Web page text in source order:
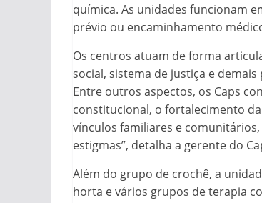
química. As unidades funcionam
prévio ou encaminhamento
Os centros atuam de forma
social, sistema de justiça e
Entre outros aspectos, os Caps
constitucional, o fortalecimento
vínculos familiares e
estigmas”, detalha a gerente do
Além do grupo de crochê, a
horta e vários grupos de terapia